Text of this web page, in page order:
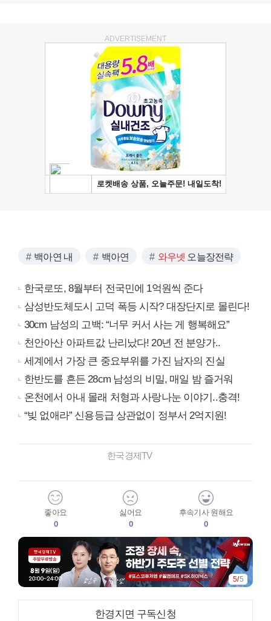
ADVERTISEMENT
백아연 내 백아연 와우넷 오늘장전략
한국로또, 8월부터 전국민에 1억원씩 준다
삼성반도체도시 고덕 폭등 시작? 대장단지로 몰린다!
30cm 남성의 고백: “너무 커서 사는 게 행복해요”
천안아산 아파트값 난리났다! 20년 전 분양가..
세계에서 가장 큰 중요부위를 가진 남자의 진실
한반도를 흔든 28cm 남성의 비밀, 매일 밤 즐거워
온천에서 아내 몰래 처형과 사랑나눈 이야기..충격!
“빚 없애라” 신용등급 상관없이 정부서 2억지원!
한국경제TV
좋아요
0
싫어요
0
후속기사 원해요
0
5/5
한경지면 구독신청